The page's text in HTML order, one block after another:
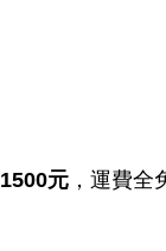
1500元 ，運費全